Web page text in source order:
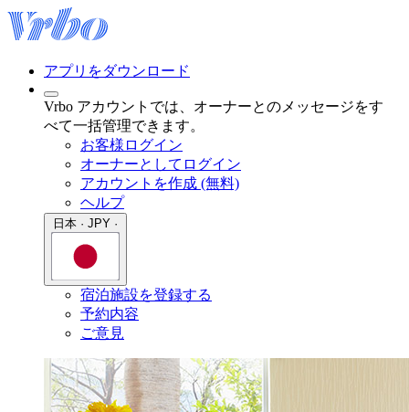
アプリをダウンロード
Vrbo アカウントでは、オーナーとのメッセージをす
べて一括管理できます。
お客様ログイン
オーナーとしてログイン
アカウントを作成 (無料)
ヘルプ
宿泊施設を登録する
予約内容
ご意見